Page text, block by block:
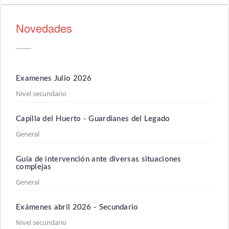
Novedades
Examenes Julio 2026
Nivel secundario
Capilla del Huerto - Guardianes del Legado
General
Guía de intervención ante diversas situaciones
complejas
General
Exámenes abril 2026 - Secundario
Nivel secundario